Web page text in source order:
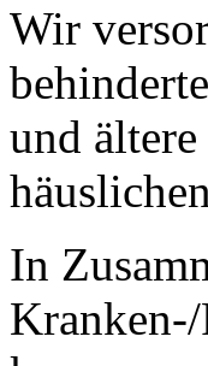
Wir
behinderte
und
In
Kranken-/